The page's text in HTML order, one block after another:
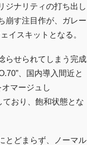
ジナリティの打ち出し
崩す注目作が、ガレー
イスキットとなる。
らせられてしまう完成
、国内導入間近と
マージュし
ており、飽和状態とな
とどまらず、ノーマル